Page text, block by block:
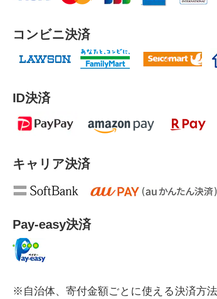
コンビニ決済
ID決済
キャリア決済
Pay-easy決済
※自治体、寄付金額ごとに使える決済方